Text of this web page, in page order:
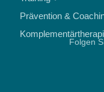
Prävention &
Folgen